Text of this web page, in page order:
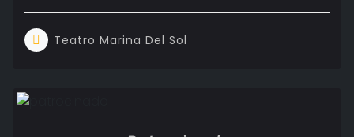
Teatro Marina Del Sol